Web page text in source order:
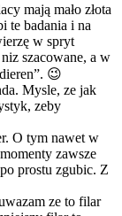
mają mało złota
te badania i na
w spryt
szacowane, a w
😉
Mysle, ze jak
zeby
O tym nawet w
zawsze
prostu zgubic. Z
ze to filar